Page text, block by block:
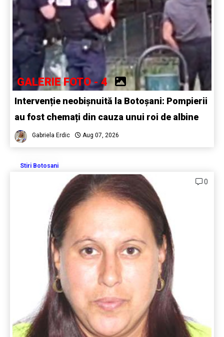
GALERIE FOTO - 4
Intervenție neobișnuită la Botoșani: Pompierii
au fost chemați din cauza unui roi de albine
Gabriela Erdic Aug 07, 2026
Stiri Botosani
0